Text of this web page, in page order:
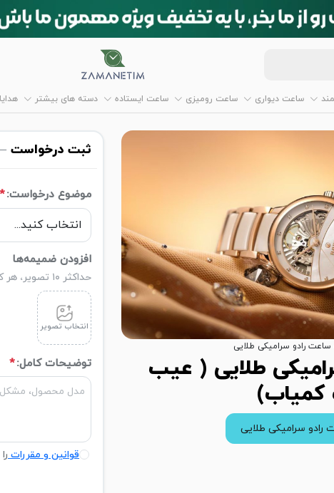
ساعت دیواری ساعت رومیزی ساعت ایستاده دسته های بیشتر
ساعت رادو سرامیکی طلایی
طلایی ( عیب
کمیاب)
رادو سرامیکی طلایی
ثبت درخواست
موضوع درخواست:*
افزودن ضمیمه‌ها
حداکثر ۱۰ تصویر، هر کدام حداکثر ۵ مگابایت
انتخاب تصویر
توضیحات کامل:*
قوانین و مقررات